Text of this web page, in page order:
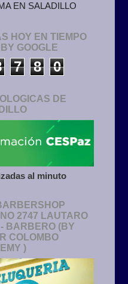
EN SALADILLO
HOY EN TIEMPO
GOOGLE
7 8 0
DE
al minuto
2747 LAUTARO
- BARBERO (BY
COLOMBO
)